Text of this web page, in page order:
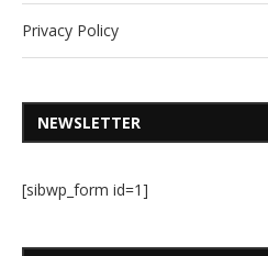
Privacy Policy
NEWSLETTER
[sibwp_form id=1]